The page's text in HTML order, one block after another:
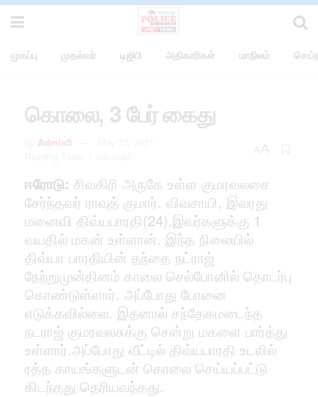
முகப்பு முதல்வர் டிஜிபி அதிகாரிகள் மாநிலம்
கொலை, 3 பேர் கைது
Admin5
ஈரோடு: சிவகிரி அருகே உள்ள குமரவலசை
சேர்ந்தவர் ராவுத் குமார். விவசாயி, இவரது
மனைவி திவ்யபாரதி(24).இவர்களுக்கு 1
வயதில் மகன் உள்ளான். இந்த நிலையில்
திவ்யா பாரதியின் தந்தை நட்ராஜ்
நேற்றுமுன்தினம் காலை செல்போனில் தொடர்பு
கொண்டுள்ளார். அப்போது போனை
எடுக்கவில்லை. இதனால் சந்தேகமடைந்த
நடராஜ் குமரவலசுக்கு சென்று மகளை பார்த்து
உள்ளார்.அப்போது வீட்டில் திவ்யபாரதி உடலில்
ரத்த காயங்களுடன் கொலை செய்யப்பட்டு
கிடந்தது தெரியவந்தது.